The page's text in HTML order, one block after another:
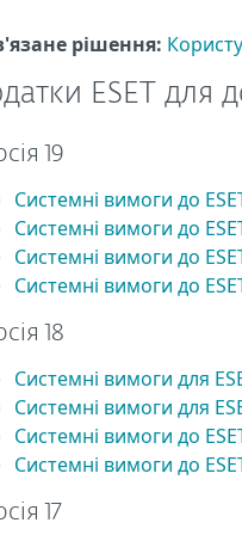
рішення:
ESET для
19
Системні вимоги до
Системні вимоги до
Системні вимоги до
Системні вимоги до
18
Системні вимоги для
Системні вимоги для
Системні вимоги до
Системні вимоги до
17